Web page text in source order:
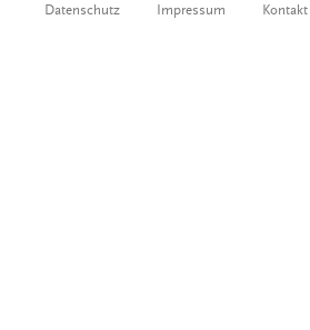
Datenschutz
Impressum Kontakt